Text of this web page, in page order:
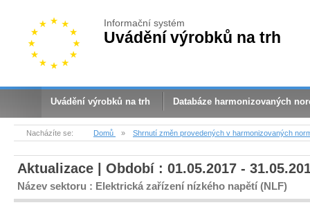
Informační systém
Uvádění výrobků na trh
Uvádění výrobků na trh Databáze harmonizovaných
Nacházíte se: Domů » Shrnutí změn provedených v harmonizovaných
Aktualizace | Období : 01.05.2017 -
Název sektoru : Elektrická zařízení nízkého napětí (NLF)